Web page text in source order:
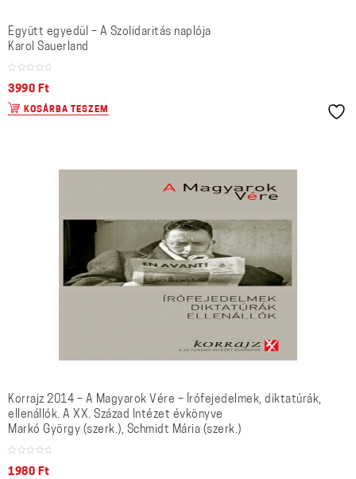
Együtt egyedül – A Szolidaritás naplója
Karol Sauerland
3990 Ft
KOSÁRBA TESZEM
Korrajz 2014 – A Magyarok Vére – Írófejedelmek, diktatúrák,
ellenállók. A XX. Század Intézet évkönyve
Markó György (szerk.), Schmidt Mária (szerk.)
1980 Ft